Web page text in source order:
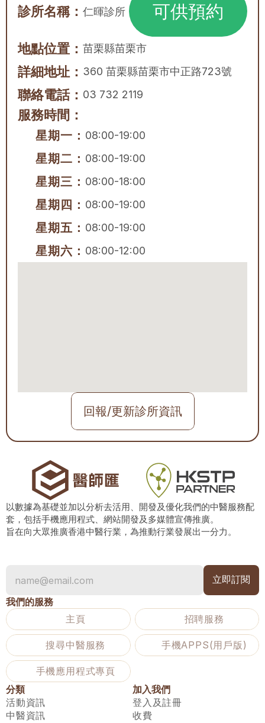
診所名稱： 仁暉診所 可供預約
地點位置： 苗栗縣苗栗市
詳細地址： 360 苗栗縣苗栗市中正路723號
聯絡電話： 03 732 2119
服務時間：
星期一： 08:00-19:00
星期二： 08:00-19:00
星期三： 08:00-18:00
星期四： 08:00-19:00
星期五： 08:00-19:00
星期六： 08:00-12:00
回報/更新診所資訊
以數據為基礎並加以分析去活用、開發及優化我們的中醫服務配
套，包括手機應用程式、網站開發及多媒體宣傳推廣。
旨在向大眾推廣香港中醫行業，為推動行業發展出一分力。
我們的服務
主頁
招聘服務
搜尋中醫服務 手機APPS(用戶版)
手機應用程式專頁
分類
活動資訊
中醫資訊
加入我們
登入及註冊
收費